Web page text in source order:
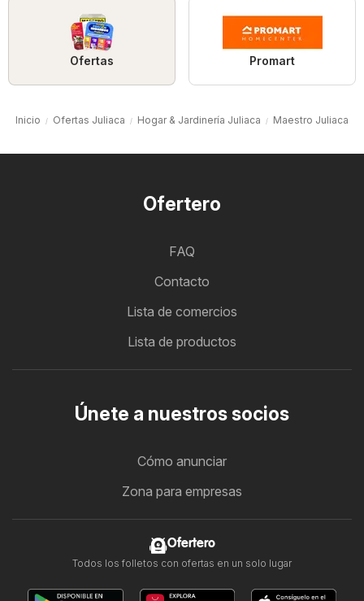
Ofertas Promart
Inicio Ofertas Juliaca Hogar & Jardinería Juliaca Maestro Juliaca
Ofertero
FAQ
Contacto
Lista de comercios
Lista de productos
Únete a nuestros socios
Cómo anunciar
Zona para empresas
Ofertero
Todos los folletos con ofertas en un solo lugar